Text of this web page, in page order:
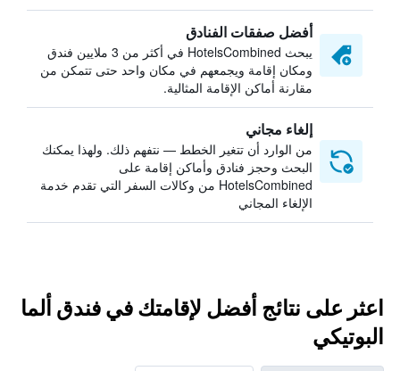
أفضل صفقات الفنادق
يبحث HotelsCombined في أكثر من 3 ملايين فندق
ومكان إقامة ويجمعهم في مكان واحد حتى تتمكن من
مقارنة أماكن الإقامة المثالية.
إلغاء مجاني
من الوارد أن تتغير الخطط — نتفهم ذلك. ولهذا يمكنك
البحث وحجز فنادق وأماكن إقامة على
HotelsCombined من وكالات السفر التي تقدم خدمة
الإلغاء المجاني
اعثر على نتائج أفضل لإقامتك في فندق ألما
البوتيكي